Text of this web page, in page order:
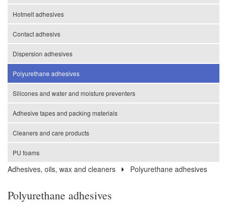
Hotmelt adhesives
Contact adhesivs
Dispersion adhesives
Polyurethane adhesives
Silicones and water and moisture preventers
Adhesive tapes and packing materials
Cleaners and care products
PU foams
Adhesives, oils, wax and cleaners Polyurethane adhesives
Polyurethane adhesives